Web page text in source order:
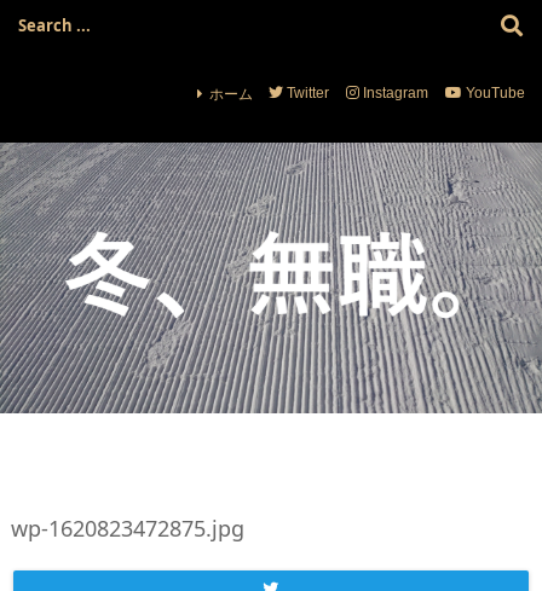
ホーム Twitter Instagram YouTube
wp-1620823472875.jpg